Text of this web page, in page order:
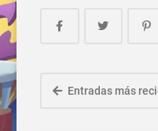
Entradas más